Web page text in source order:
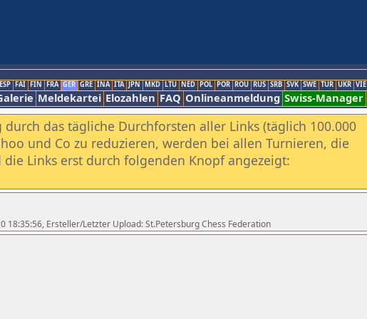
ESP FAI FIN FRA GER GRE INA ITA JPN MKD LTU NED POL POR ROU RUS SRB SVK SWE TUR UKR VIE
Meldekartei Elozahlen FAQ Onlineanmeldung Swiss-Manager
das tägliche Durchforsten aller Links (täglich 100.000
und Co zu reduzieren, werden bei allen Turnieren, die
Links erst durch folgenden Knopf angezeigt:
18:35:56, Ersteller/Letzter Upload: St.Petersburg Chess Federation